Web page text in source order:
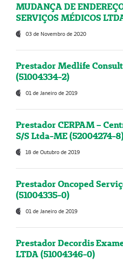
MUDANÇA DE
SERVIÇOS MÉDICOS
03 de Novembro de 2020
Prestador Medlife
(51004334-2)
01 de Janeiro de 2019
Prestador CERPAM –
S/S Ltda-ME (52004274-
18 de Outubro de 2019
Prestador Oncoped
(51004335-0)
01 de Janeiro de 2019
Prestador Decordis
LTDA (51004346-0)